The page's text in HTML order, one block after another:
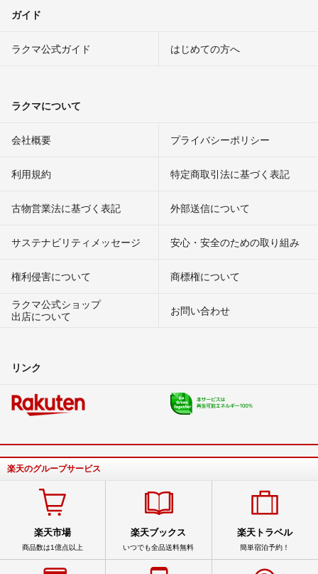
ガイド
ラクマ公式ガイド はじめての方へ
ラクマについて
会社概要 プライバシーポリシー
利用規約 特定商取引法に基づく表記
古物営業法に基づく表記 外部送信について
サステナビリティメッセージ 安心・安全のための取り組み
権利侵害について
商標権について
ラクマ公式ショップ
出店について
お問い合わせ
リンク
楽天のグループサービス
楽天市場
商品数は1億点以上
楽天ブックス
いつでも全品送料無料
楽天トラベル
簡単宿泊予約！